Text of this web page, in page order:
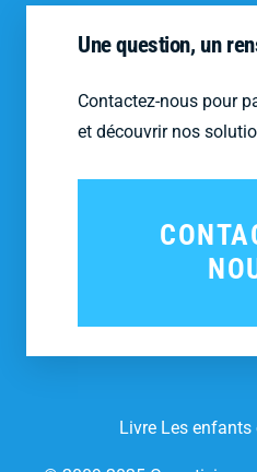
Une question, un
Contactez-nous pour
et découvrir nos
Livre Les